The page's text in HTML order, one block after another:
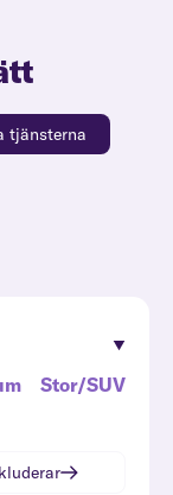
tjänsterna
Stor/SUV